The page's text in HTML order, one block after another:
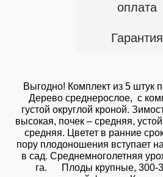
оплата
Гарантия
Выгодно! Комплект из 5 штук
Дерево среднерослое, с
густой округлой кроной.
высокая, почек – средняя,
средняя. Цветет в ранние
пору плодоношения вступает
в сад. Среднемноголетняя
га. Плоды крупные, 300-